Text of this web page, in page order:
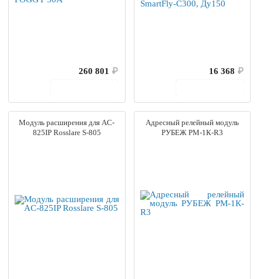
260 801 ₽
16 368 ₽
Модуль расширения для AC-
825IP Rosslare S-805
Адресный релейный модуль
РУБЕЖ РМ-1К-R3